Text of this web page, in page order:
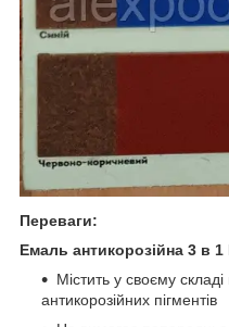
Переваги:
Емаль антикорозійна 3 в 1
Містить у своєму
антикорозійних пігментів